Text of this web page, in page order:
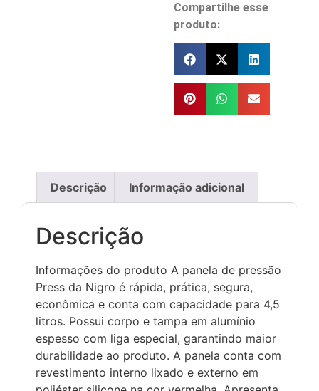
Compartilhe esse
produto:
Descrição Informação adicional
Descrição
Informações do produto A panela de pressão
Press da Nigro é rápida, prática, segura,
econômica e conta com capacidade para 4,5
litros. Possui corpo e tampa em alumínio
espesso com liga especial, garantindo maior
durabilidade ao produto. A panela conta com
revestimento interno lixado e externo em